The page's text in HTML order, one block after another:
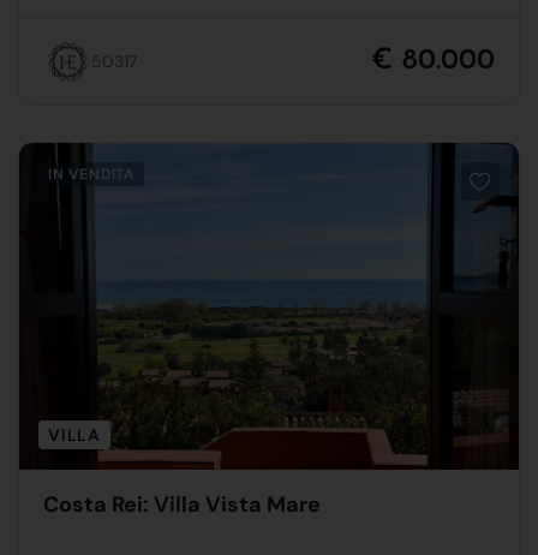
50317 € 80.000
IN VENDITA
VILLA
Costa Rei: Villa Vista Mare